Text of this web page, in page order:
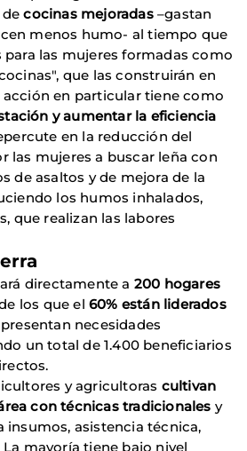
decocinas mejoradas–gastan
menos humo- al tiempo que
para las mujeres formadas como
que las construirán en
en particular tiene como
y aumentar la eficiencia
en la reducción del
las mujeres a buscar leña con
de asaltos y de mejora de la
los humos inhalados,
que realizan las labores
directamente a 200 hogares
los que el60% están liderados
presentan necesidades
un total de 1.400 beneficiarios
y agricultoras cultivan
con técnicas tradicionales y
insumos, asistencia técnica,
mayoría tiene bajo nivel